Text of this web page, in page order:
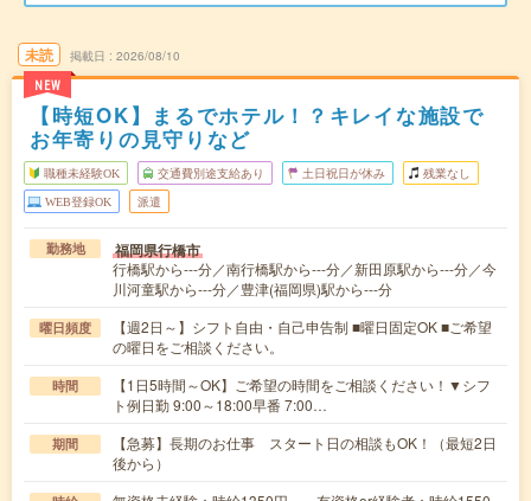
未読
NEW
掲載日 2026/08/10
【時短OK】まるでホテル！？キレイな施設で
お年寄りの見守りなど
職種未経験OK 交通費別途支給あり 土日祝日が休み 残業なし
WEB登録OK 派遣
勤務地 福岡県行橋市
行橋駅から---分／南行橋駅から---分／新田原駅から---分／今
川河童駅から---分／豊津(福岡県)駅から---分
曜日頻度
【週2日～】シフト自由・自己申告制 ■曜日固定OK ■ご希望
の曜日をご相談ください。
時間
【1日5時間～OK】ご希望の時間をご相談ください！▼シフ
ト例日勤 9:00～18:00早番 7:00…
期間
【急募】長期のお仕事 スタート日の相談もOK！（最短2日
後から）